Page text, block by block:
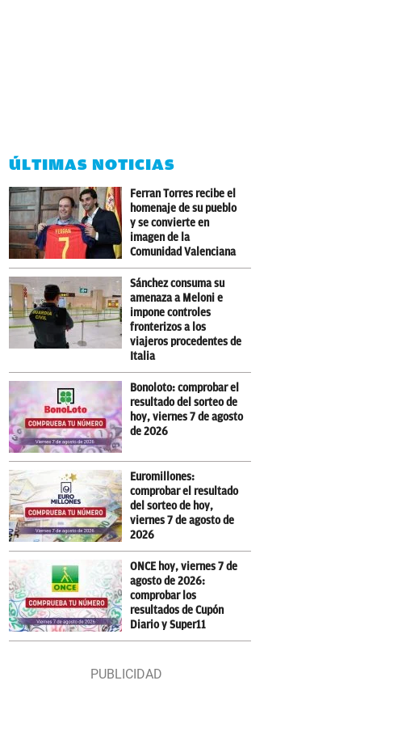
ÚLTIMAS NOTICIAS
Ferran Torres recibe el
homenaje de su pueblo
y se convierte en
imagen de la
Comunidad Valenciana
Sánchez consuma su
amenaza a Meloni e
impone controles
fronterizos a los
viajeros procedentes de
Italia
Bonoloto: comprobar el
resultado del sorteo de
hoy, viernes 7 de agosto
de 2026
Euromillones:
comprobar el resultado
del sorteo de hoy,
viernes 7 de agosto de
2026
ONCE hoy, viernes 7 de
agosto de 2026:
comprobar los
resultados de Cupón
Diario y Super11